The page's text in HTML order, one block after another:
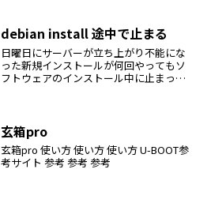
debian install 途中で止まる
日曜日にサーバーが立ち上がり不能にな
った新規インストールが何回やってもソ
フトウェアのインストール中に止まって
玄箱pro
玄箱pro 使い方 使い方 使い方 U-BOOT参
考サイト 参考 参考 参考